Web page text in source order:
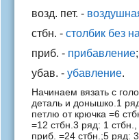
возд. пет. -
стбн. - столбик без
приб. - прибавление;
убав. - убавление.
Начинаем вязать с
деталь и донышко.1
петлю от крючка =6
=12 стбн.3 ряд: 1
приб. =24 стбн.;5 ряд: